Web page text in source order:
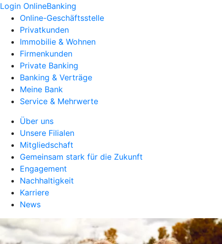
Login OnlineBanking
Online-Geschäftsstelle
Privatkunden
Immobilie & Wohnen
Firmenkunden
Private Banking
Banking & Verträge
Meine Bank
Service & Mehrwerte
Über uns
Unsere Filialen
Mitgliedschaft
Gemeinsam stark für die Zukunft
Engagement
Nachhaltigkeit
Karriere
News